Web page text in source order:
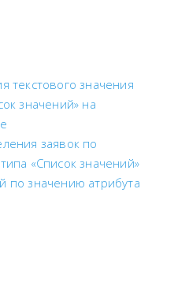
текстового значения
значений» на
заявок по
«Список значений»
по значению атрибута